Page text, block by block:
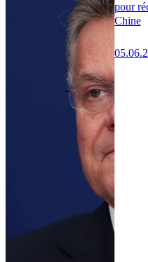
pour
Chine